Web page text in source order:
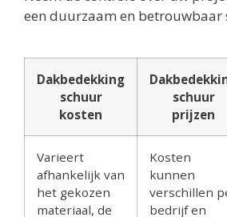
een duurzaam en betrouwbaar
Dakbedekking
schuur
kosten
schuur
prijzen
Varieert
afhankelijk van
het gekozen
materiaal, de
Kosten
kunnen
verschillen
bedrijf en